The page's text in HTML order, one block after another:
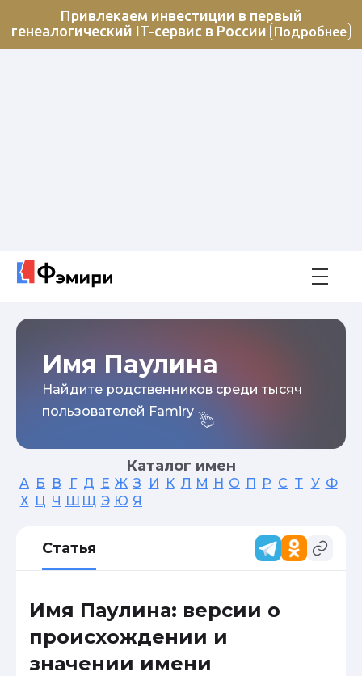
Привлекаем инвестиции в первый
генеалогический IT-сервис в России
Подробнее
Имя Паулина
Найдите родственников среди тысяч
пользователей Famiry
Каталог имен
А Б В Г Д Е Ж З И К Л М Н О П Р С Т У Ф
Х Ц Ч Ш Щ Э Ю Я
Статья
Имя Паулина: версии о
происхождении и
значении имени